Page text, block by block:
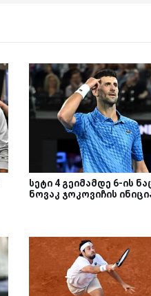
სეტი 4 გეიმამდე 6-ის
ნოვაკ ჯოკოვიჩის